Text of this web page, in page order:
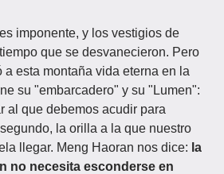
imponente, y los vestigios de
que se desvanecieron. Pero
a esta montaña vida eterna en la
su "embarcadero" y su "Lumen":
al que debemos acudir para
la orilla a la que nuestro
llegar. Meng Haoran nos dice: la
no necesita esconderse en